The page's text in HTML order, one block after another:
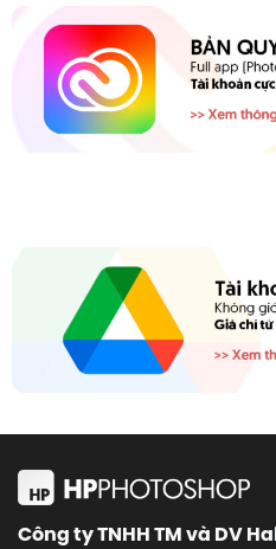
Công ty TNHH TM và DV